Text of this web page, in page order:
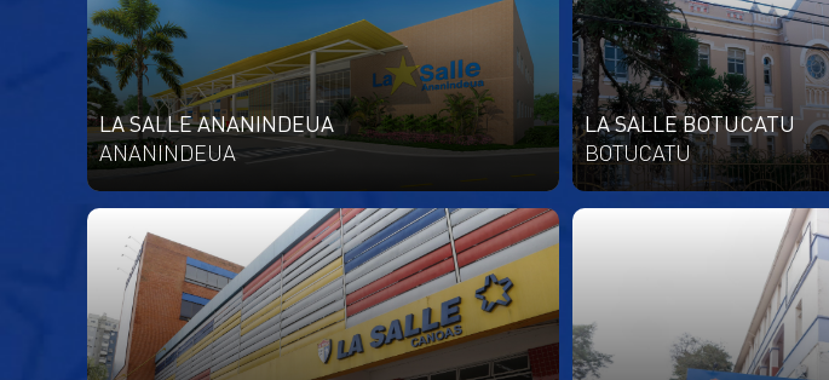
LA SALLE ANANINDEUA
ANANINDEUA
LA SALLE BOTUCATU
BOTUCATU